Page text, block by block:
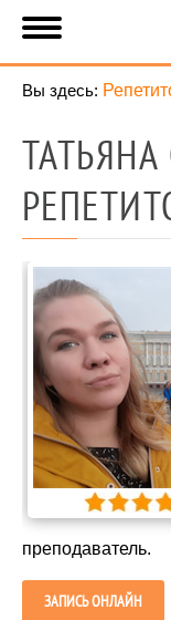
Вы здесь:
ТАТЬЯНА
преподаватель.
ЗАПИСЬ ОНЛАЙН